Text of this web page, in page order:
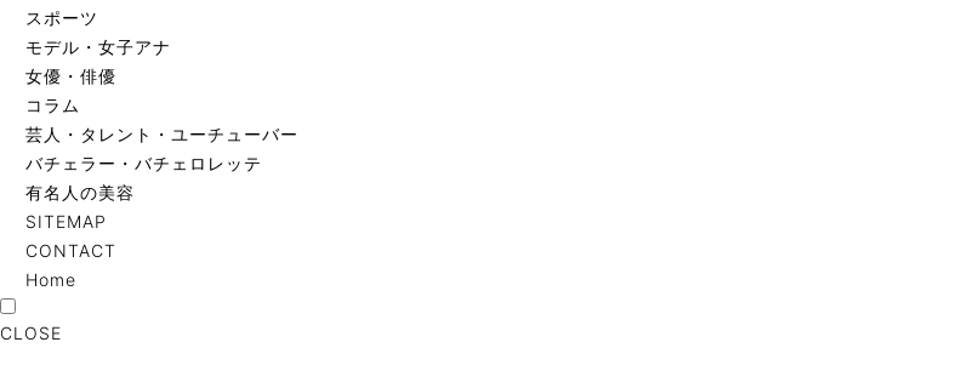
スポーツ
モデル・女子アナ
女優・俳優
コラム
芸人・タレント・ユーチューバー
バチェラー・バチェロレッテ
有名人の美容
SITEMAP
CONTACT
Home
CLOSE